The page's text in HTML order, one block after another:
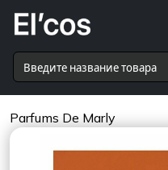
Parfums De Marly